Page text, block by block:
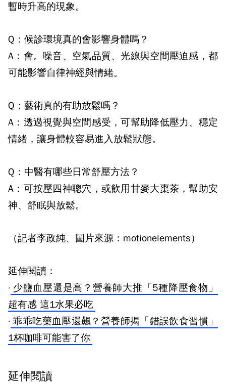
暫時升高的現象。
Q：候診環境真的會影響身體嗎？
A：會。噪音、空氣品質、光線與空間壓迫感，都
可能影響自律神經與情緒。
Q：藝術真的有助放鬆嗎？
A：透過視覺與空間感受，可幫助降低壓力、穩定
情緒，讓身體較容易進入放鬆狀態。
Q：中醫有哪些日常舒壓方法？
A：可按壓四神聰穴，或飲用甘麥大棗茶，幫助安
神、舒眠與放鬆。
（記者李政純、圖片來源：motionelements）
延伸閱讀：
· 少鹽血壓還是高？營養師大推「5種降壓食物」
超有感 這1水果必吃
· 乖乖吃藥血壓還飆？營養師揭「錯誤飲食習慣」
1杯咖啡可能害了你
延伸閱讀